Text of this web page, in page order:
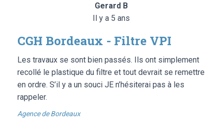
Gerard B
Il y a 5 ans
CGH Bordeaux - Filtre VPI
Les travaux se sont bien passés. Ils ont simplement
recollé le plastique du filtre et tout devrait se remettre
en ordre. S’il y a un souci JE n’hésiterai pas à les
rappeler.
Agence de Bordeaux